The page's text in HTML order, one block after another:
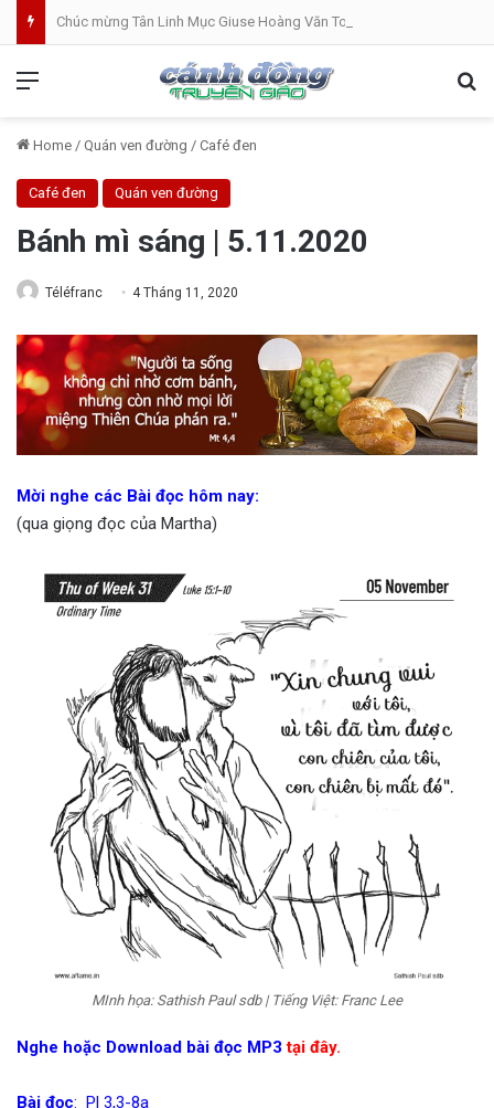
Home / Quán ven đường / Café đen
Café đen Quán ven đường
Bánh mì sáng | 5.11.2020
Téléfranc 4 Tháng 11, 2020
Mời nghe các Bài đọc hôm nay:
(qua giọng đọc của Martha)
MInh họa: Sathish Paul sdb | Tiếng Việt: Franc Lee
Nghe hoặc Download bài đọc MP3 tại đây.
Bài đọc: Pl 3,3-8a